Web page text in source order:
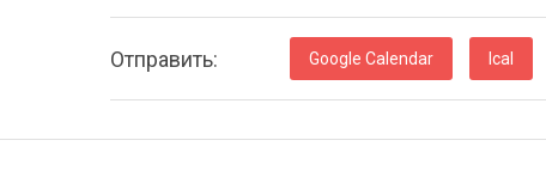
Oтправить: Google Calendar Ical